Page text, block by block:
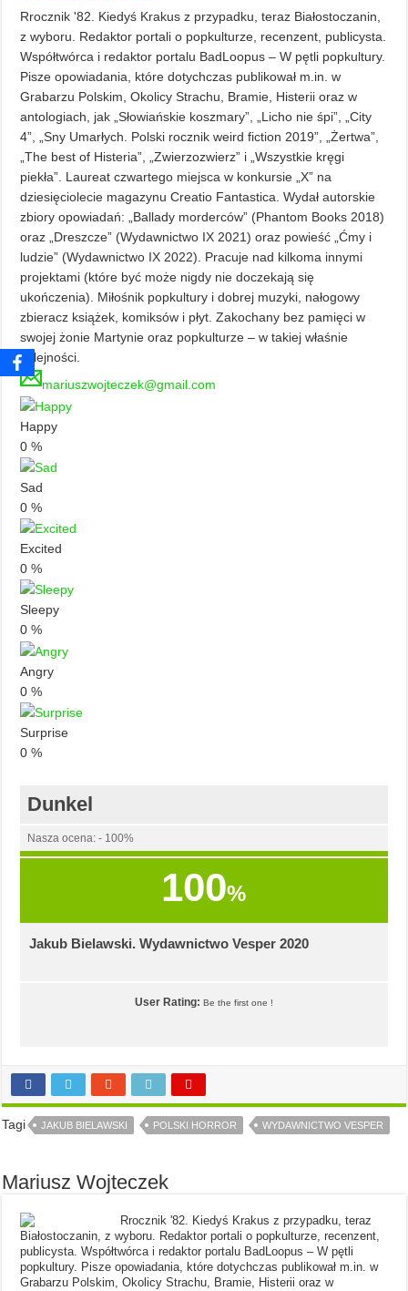
Rrocznik '82. Kiedyś Krakus z przypadku, teraz Białostoczanin,
z wyboru. Redaktor portali o popkulturze, recenzent, publicysta.
Współtwórca i redaktor portalu BadLoopus – W pętli popkultury.
Pisze opowiadania, które dotychczas publikował m.in. w
Grabarzu Polskim, Okolicy Strachu, Bramie, Histerii oraz w
antologiach, jak „Słowiańskie koszmary”, „Licho nie śpi”, „City
4”, „Sny Umarłych. Polski rocznik weird fiction 2019”, „Żertwa”,
„The best of Histeria”, „Zwierzozwierz” i „Wszystkie kręgi
piekła”. Laureat czwartego miejsca w konkursie „X” na
dziesięciolecie magazynu Creatio Fantastica. Wydał autorskie
zbiory opowiadań: „Ballady morderców” (Phantom Books 2018)
oraz „Dreszcze” (Wydawnictwo IX 2021) oraz powieść „Ćmy i
ludzie” (Wydawnictwo IX 2022). Pracuje nad kilkoma innymi
projektami (które być może nigdy nie doczekają się
ukończenia). Miłośnik popkultury i dobrej muzyki, nałogowy
zbieracz książek, komiksów i płyt. Zakochany bez pamięci w
swojej żonie Martynie oraz popkulturze – w takiej właśnie
kolejności.
mariuszwojteczek@gmail.com
Happy
0 %
Sad
0 %
Excited
0 %
Sleepy
0 %
Angry
0 %
Surprise
0 %
Dunkel
Nasza ocena: - 100%
100%
Jakub Bielawski. Wydawnictwo Vesper 2020
User Rating: Be the first one !
Tagi JAKUB BIELAWSKI POLSKI HORROR WYDAWNICTWO VESPER
Mariusz Wojteczek
Rrocznik '82. Kiedyś Krakus z przypadku, teraz
Białostoczanin, z wyboru. Redaktor portali o popkulturze, recenzent,
publicysta. Współtwórca i redaktor portalu BadLoopus – W pętli
popkultury. Pisze opowiadania, które dotychczas publikował m.in. w
Grabarzu Polskim, Okolicy Strachu, Bramie, Histerii oraz w